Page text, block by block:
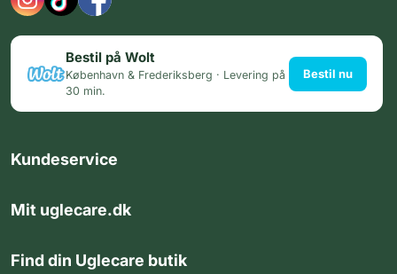
Bestil på Wolt
København & Frederiksberg · Levering på
30 min.
Bestil nu
Kundeservice
Mit uglecare.dk
Find din Uglecare butik